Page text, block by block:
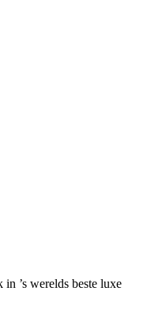
in ’s werelds beste luxe